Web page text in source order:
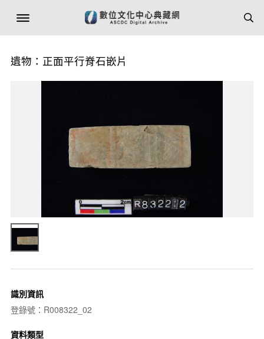
遺物：正面平行脊石嵌片
識別資訊
登錄號：R008322_02
資料類型